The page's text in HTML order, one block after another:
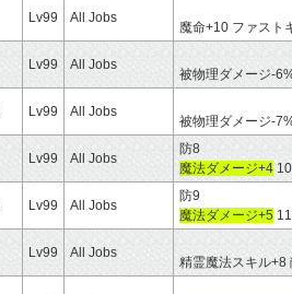
Lv99 All Jobs
魔命+10 ファスト
Lv99 All Jobs
被物理ダメージ-
Lv99 All Jobs
被物理ダメージ-
Lv99 All Jobs
防8
魔法ダメージ+4
Lv99 All Jobs
防9
魔法ダメージ+5
Lv99 All Jobs
精霊魔法スキル+8